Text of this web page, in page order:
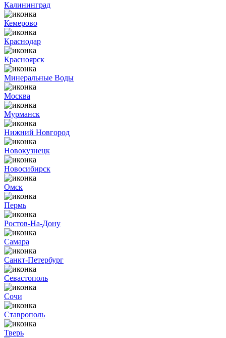
Калининград
Кемерово
Краснодар
Красноярск
Минеральные Воды
Москва
Мурманск
Нижний Новгород
Новокузнецк
Новосибирск
Омск
Пермь
Ростов-На-Дону
Самара
Санкт-Петербург
Севастополь
Сочи
Ставрополь
Тверь